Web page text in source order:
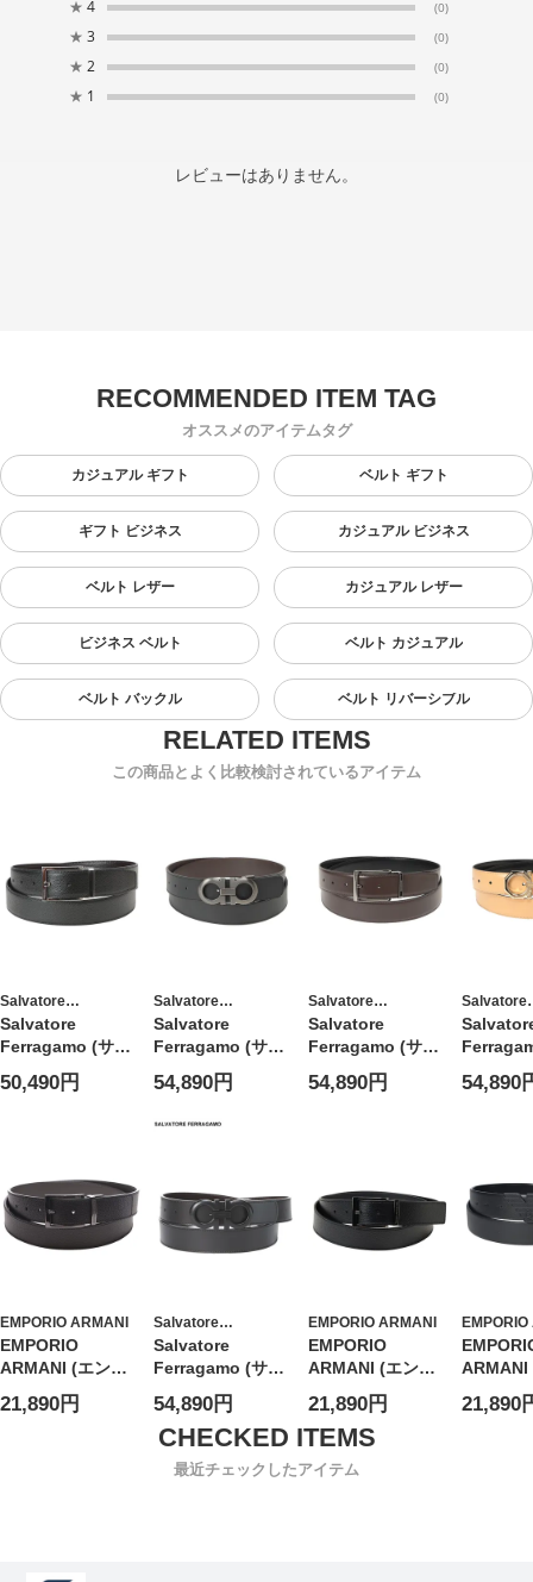
★ 4 (0)
★ 3 (0)
★ 2 (0)
★ 1 (0)
レビューはありません。
オススメのアイテムタグ
カジュアル ギフト ベルト ギフト
ギフト ビジネス カジュアル ビジネス
ベルト レザー カジュアル レザー
ビジネス ベルト ベルト カジュアル
ベルト バックル ベルト リバーシブル
この商品とよく比較検討されているアイテム
Salvatore
Ferragamo
Salvatore
Ferragamo (サル
ヴァトーレフェラ
ガモ) リバーシブ
50,490円
Salvatore
Ferragamo
Salvatore
Ferragamo (サル
ヴァトーレフェラ
ガモ) メンズ ベル
54,890円
Salvatore
Ferragamo
Salvatore
Ferragamo (サル
ヴァトーレフェラ
ガモ) メンズ ベル
54,890円
Salvatore
ヴァト
ガモ) メ
54,890
EMPORIO ARMANI
EMPORIO
ARMANI (エンポ
リオアルマーニ)
リバーシブル シボ
21,890円
Salvatore
Ferragamo
Salvatore
Ferragamo (サル
バトーレフェラガ
モ) リバーシブル
牛革 ブラック×ダ
ークブラン ダブル
ガンチーニバック
54,890円
EMPORIO ARMANI
EMPORIO
ARMANI (エンポ
リオアルマーニ)
回転バックル リバ
ーシブル シボレザ
ー ベルト
EAY4S195YLO8J
21,890円
ARMANI
リオア
メンズ
21,890
最近チェックしたアイテム